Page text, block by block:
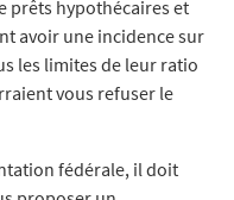
prêts hypothécaires et
avoir une incidence sur
les limites de leur ratio
vous refuser le
fédérale, il doit